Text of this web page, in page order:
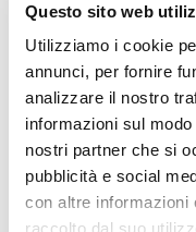
Questo sito web
Utilizziamo i cookie
annunci, per fornire
analizzare il nostro
informazioni sul
nostri partner che si
pubblicità e social
con altre informazioni
raccolto dal suo
Oggetto:
Noleggio sala UGG
del 27/09/23.
Elenco operatori
Codice Fiscale:
Procedura di
Affidamento ai